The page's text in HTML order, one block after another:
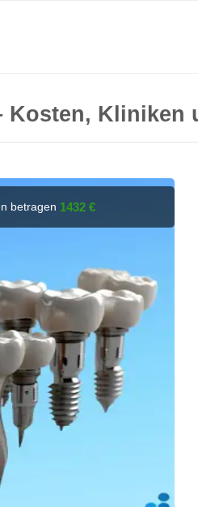
Kosten, Kliniken
betragen 1432 €